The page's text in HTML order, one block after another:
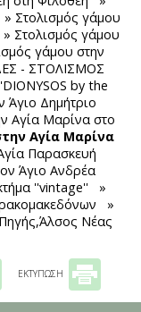
» Στολισμός γάμου
» Στολισμός γάμου
γάμου στην
- ΣΤΟΛΙΣΜΟΣ
by the
Άγιο Δημήτριο
Αγία Μαρίνα στο
Αγία Μαρίνα
Παρασκευή
Άγιο Ανδρέα
''vintage''
»
»
Νέας
ΕΚΤΥΠΩΣΗ